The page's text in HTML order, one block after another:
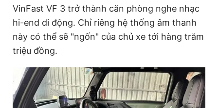
VinFast VF 3 trở thành căn phòng nghe nhạc
hi-end di động. Chỉ riêng hệ thống âm thanh
này có thể sẽ "ngốn" của chủ xe tới hàng trăm
triệu đồng.